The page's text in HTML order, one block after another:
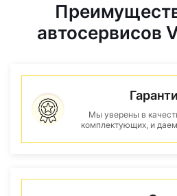
автосервисов
Мы уверены в
комплектующих, и